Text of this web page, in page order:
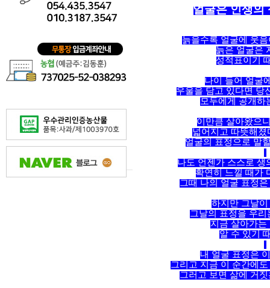
얼굴은 인생의
늙을수록 얼굴에 웃
늙은 얼굴은
성적표이기
나이 들어 얼굴
우울을 담고 있다면 당
모두에게 공개
이만큼 살아왔으
넓어지고 따뜻해
얼굴의 표정으로 말
나도 언젠가 스스로 생
확연히 느낄 때가
그때 나의 얼굴 표정
하지만 그날
그날의 표정을 우
지금 살아가
알 수 있기
내 얼굴 표정은
그리고 지금 이 순간에
그러고 보면 삶에 거